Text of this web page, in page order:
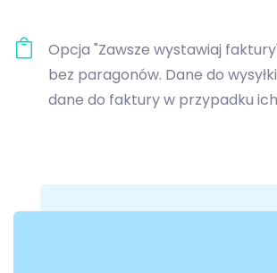
Opcja "Zawsze wystawiaj
bez paragonów. Dane do
dane do faktury w przypadku